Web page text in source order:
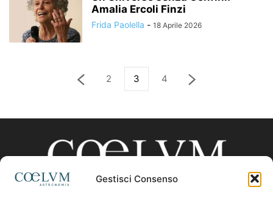
Gestisci Consenso
Amalia Ercoli Finzi
Frida Paolella - 18 Aprile 2026
2 3 4